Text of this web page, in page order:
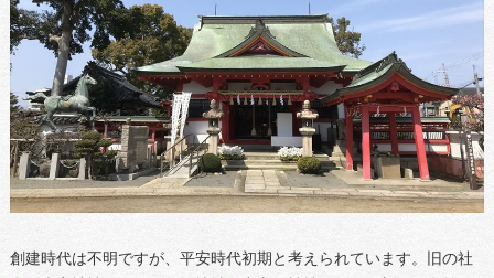
創建時代は不明ですが、平安時代初期と考えられています。旧の社